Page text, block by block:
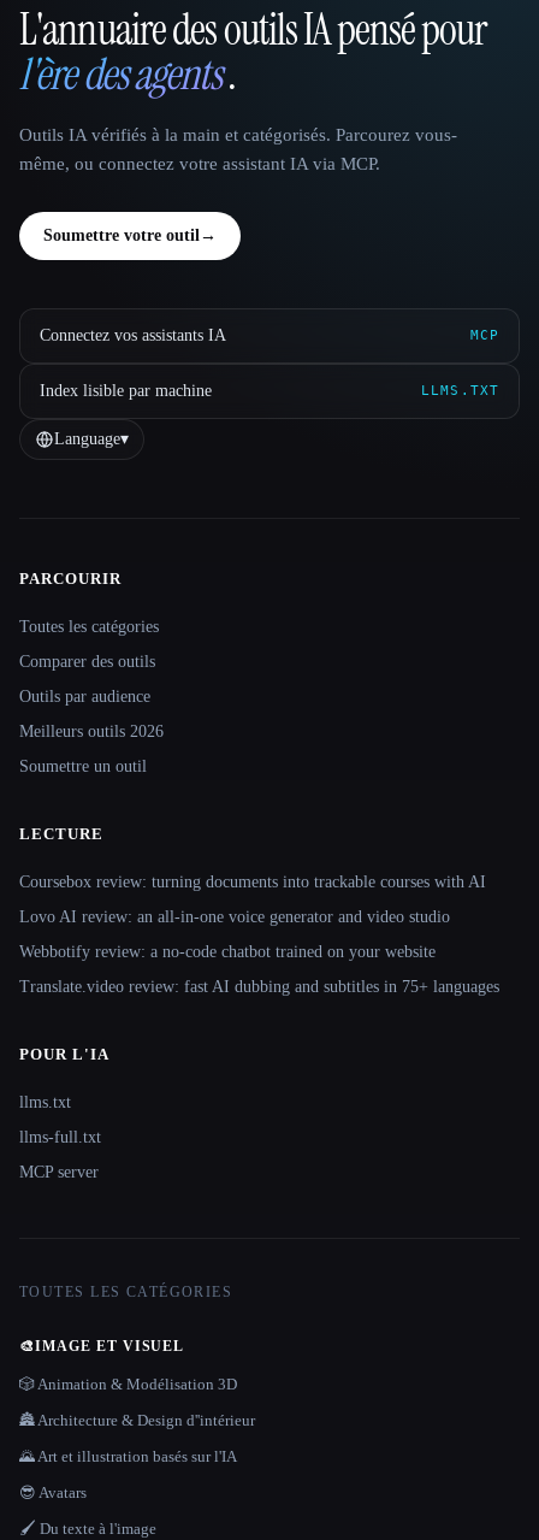
That AI Collection
L'annuaire des outils IA pensé pour
l'ère des agents.
Outils IA vérifiés à la main et catégorisés. Parcourez vous-
même, ou connectez votre assistant IA via MCP.
Soumettre votre outil→
Connectez vos assistants IA MCP
Index lisible par machine LLMS.TXT
Language▾
Site navigation
PARCOURIR
Toutes les catégories
Comparer des outils
Outils par audience
Meilleurs outils 2026
Soumettre un outil
LECTURE
Coursebox review: turning documents into trackable courses with AI
Lovo AI review: an all-in-one voice generator and video studio
Webbotify review: a no-code chatbot trained on your website
Translate.video review: fast AI dubbing and subtitles in 75+ languages
POUR L'IA
llms.txt
llms-full.txt
MCP server
TOUTES LES CATÉGORIES
🎨IMAGE ET VISUEL
🎲 Animation & Modélisation 3D
🏯 Architecture & Design d''intérieur
🌄 Art et illustration basés sur l'IA
😎 Avatars
🖌️ Du texte à l'image